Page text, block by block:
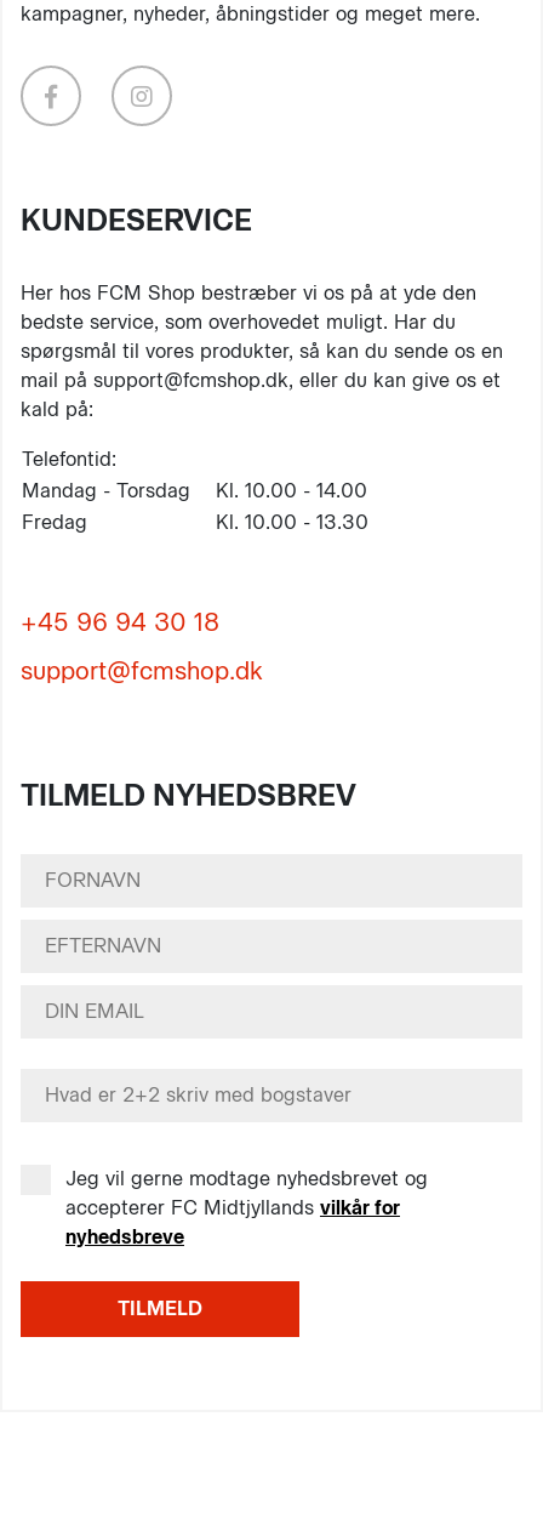
kampagner, nyheder, åbningstider og meget mere.
KUNDESERVICE
Her hos FCM Shop bestræber vi os på at yde den
bedste service, som overhovedet muligt. Har du
spørgsmål til vores produkter, så kan du sende os en
mail på support@fcmshop.dk, eller du kan give os et
kald på:
Telefontid:
Mandag - Torsdag
Kl. 10.00 - 14.00
Fredag
Kl. 10.00 - 13.30
+45 96 94 30 18
support@fcmshop.dk
TILMELD NYHEDSBREV
Jeg vil gerne modtage nyhedsbrevet og
accepterer FC Midtjyllands vilkår for
nyhedsbreve